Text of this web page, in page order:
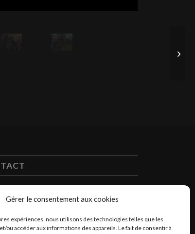
Gérer le consentement aux cookies
expériences, nous utilisons des technologies telles que les
ou accéder aux informations des appareils. Le fait de consentir à
/ bureaux Bordeaux